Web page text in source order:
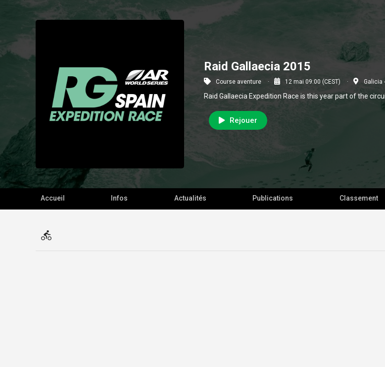
Raid Gallaecia 2015
Course aventure 12 mai 09:00 (CEST) Galicia
Raid Gallaecia Expedition Race is this year part of the
Rejouer
Accueil Infos Actualités Publications Classement